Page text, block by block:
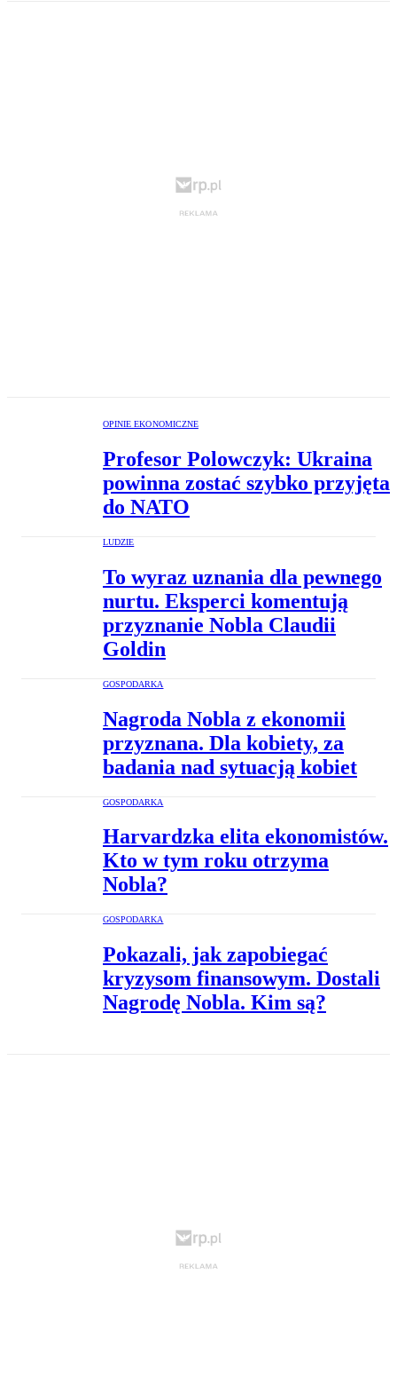
OPINIE EKONOMICZNE
Profesor Polowczyk: Ukraina
powinna zostać szybko przyjęta
do NATO
LUDZIE
To wyraz uznania dla pewnego
nurtu. Eksperci komentują
przyznanie Nobla Claudii
Goldin
GOSPODARKA
Nagroda Nobla z ekonomii
przyznana. Dla kobiety, za
badania nad sytuacją kobiet
GOSPODARKA
Harvardzka elita ekonomistów.
Kto w tym roku otrzyma
Nobla?
GOSPODARKA
Pokazali, jak zapobiegać
kryzysom finansowym. Dostali
Nagrodę Nobla. Kim są?